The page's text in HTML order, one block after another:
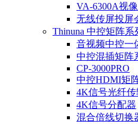
VA-6300A视
无线传屏投屏
Thinuna 中控矩阵系
音视频中控一
中控混插矩阵
CP-3000PRO
中控HDMI矩
4K信号光纤传
4K信号分配器
混合倍线切换